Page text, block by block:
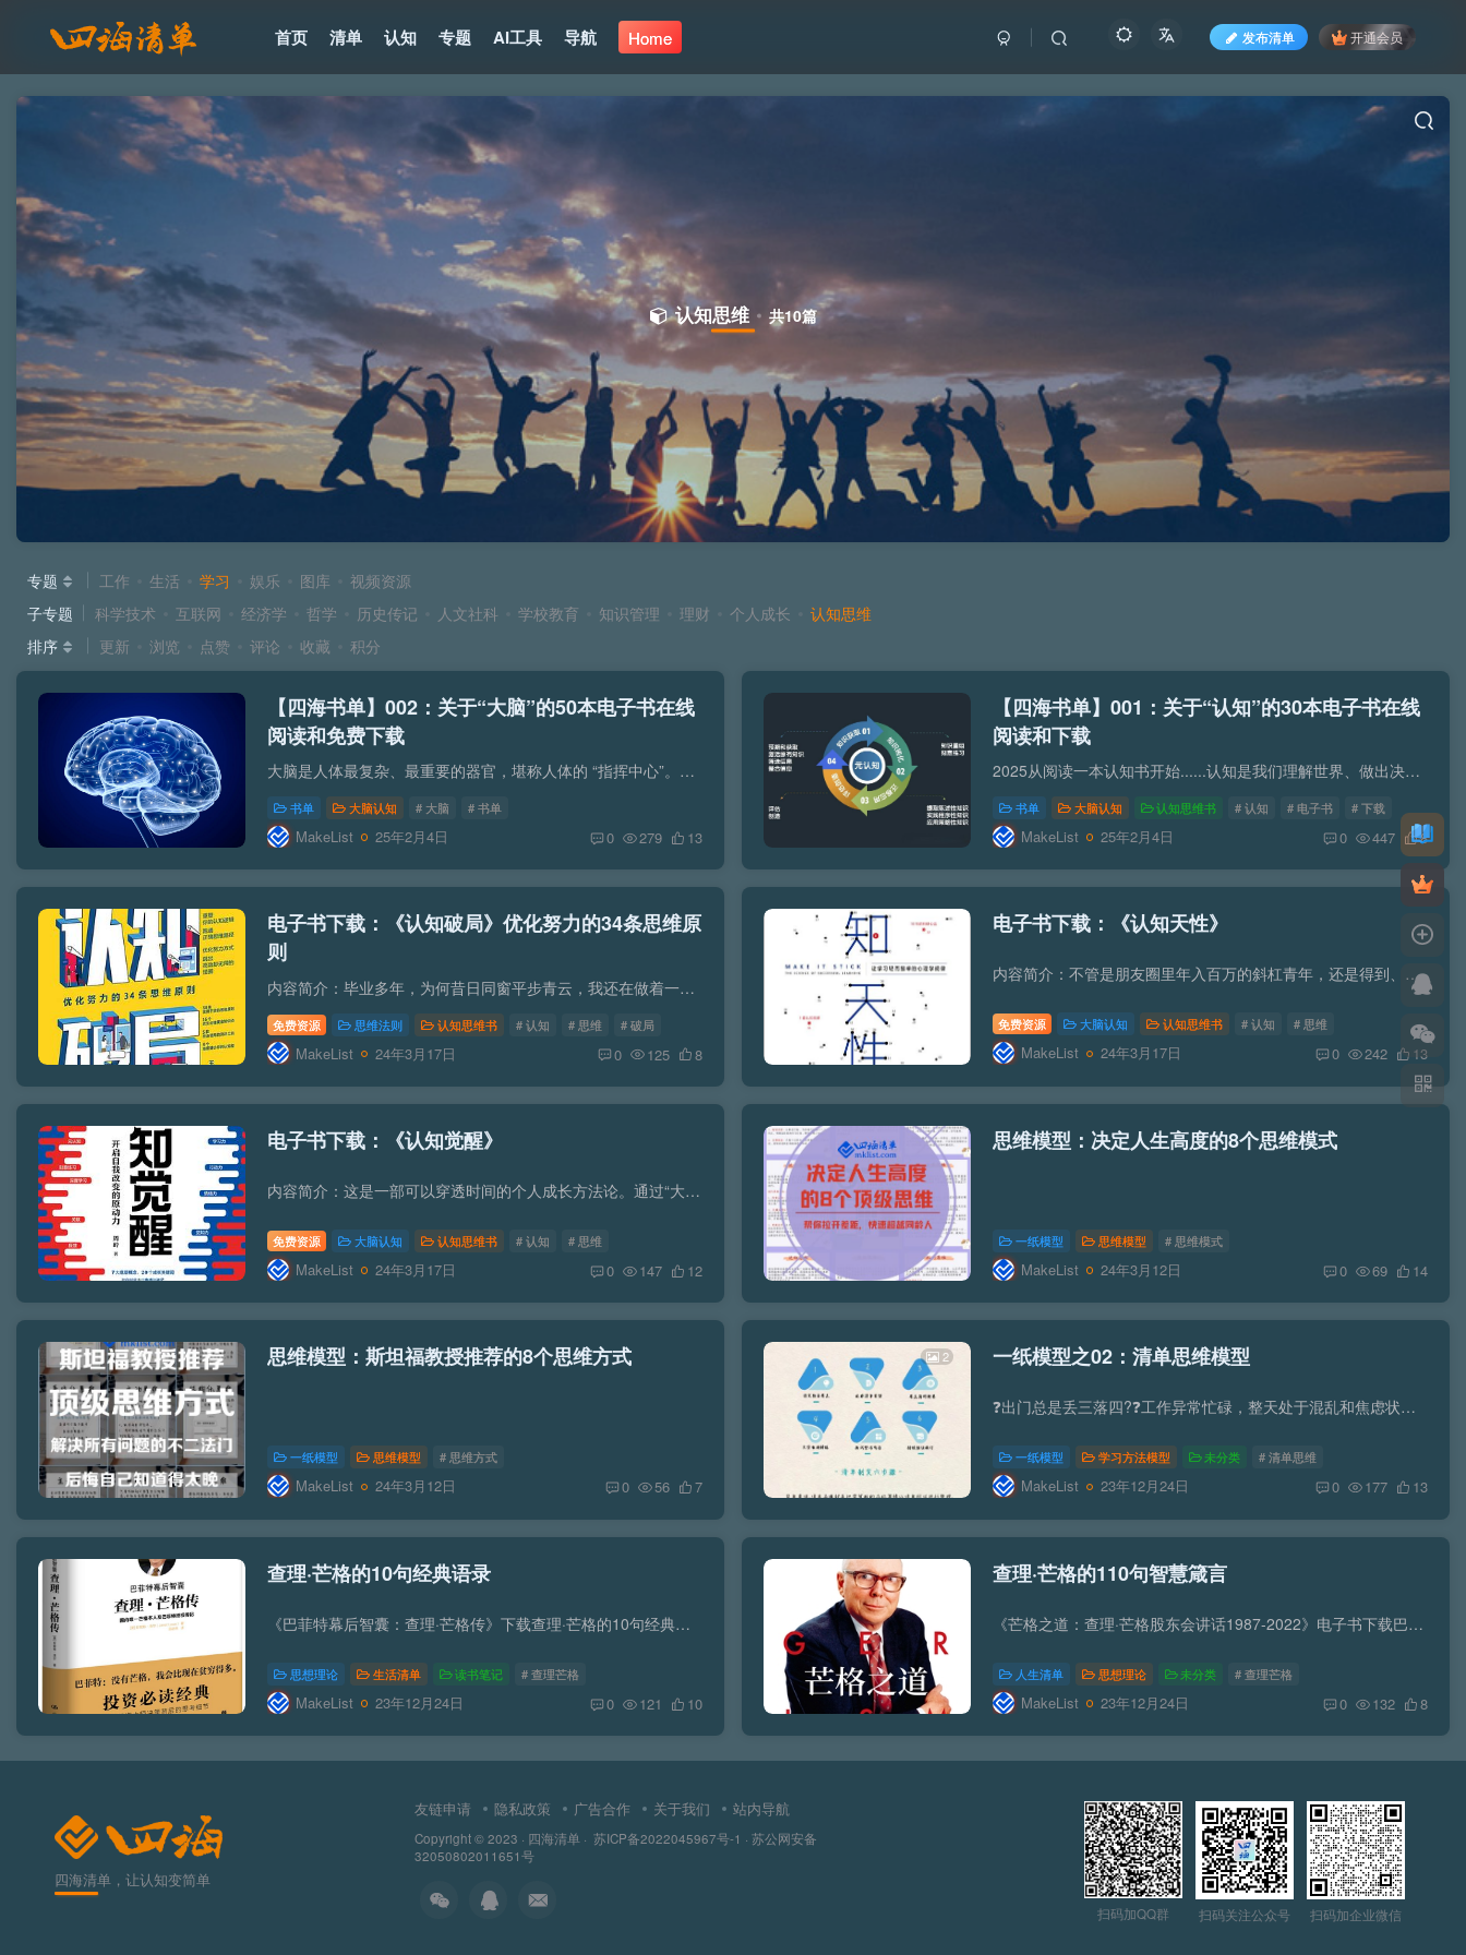
首页 清单 认知 专题 AI工具 导航 Home 发布清单 开通会员
认知思维 共10篇
专题 工作 生活 学习 娱乐 图库
视频资源
子专题
科学技术 互联网 经济学 哲学 历史传记 人文社科 学校教育 知识管理 理财 个人成长
认知思维
排序
更新 浏览 点赞 评论 收藏 积分
【四海书单】002：关于“大脑”的50本电子书在线
阅读和免费下载
大脑是人体最复杂、最重要的器官，堪称人体的 “指挥中心”。从生物学角度看，它是中枢神经系统的主要部分，由大约 860 亿个神经元组成，这些神经元相互连接，形成了一个极其复杂的神经网络，使...
书单 大脑认知 # 大脑 # 书单
MakeList 25年2月4日 0 279 13
【四海书单】001：关于“认知”的30本电子书在线
阅读和下载
2025从阅读一本认知书开始......认知是我们理解世界、做出决策以及实现个人成长的基石。在这个信息爆炸、变化迅速的时代，只有不断提升认知，才能在纷繁复杂的现象中看清事物的本质。使用方式可...
书单 大脑认知 认知思维书 # 认知 # 电子书 # 下载
MakeList 25年2月4日 0 447 8
电子书下载：《认知破局》优化努力的34条思维原
则
内容简介：毕业多年，为何昔日同窗平步青云，我还在做着一份平凡的工作？我和那些名校牛人到底差在哪里？别人眼中的我和我眼中的自己为什么会有认知的不同？明明做了很多事，为什么上司却认为我...
免费资源 思维法则 认知思维书 # 认知 # 思维 # 破局
MakeList 24年3月17日 0 125 8
电子书下载：《认知天性》
内容简介：不管是朋友圈里年入百万的斜杠青年，还是得到、喜马拉雅上的大师专家，无一不在刺激着在积极上进的年轻灵魂。有没有一种科学高效的，符合每个人思维规律的学习方法，可以让自己瞬间提...
免费资源 大脑认知 认知思维书 # 认知 # 思维
MakeList 24年3月17日 0 242 13
电子书下载：《认知觉醒》
内容简介：这是一部可以穿透时间的个人成长方法论。通过“大脑构造、潜意识、元认知”等思维规律，你将真正看清自己；通过“深度学习、关联、反馈”事物规律，你将洞悉如何真正成事！如果对自己...
免费资源 大脑认知 认知思维书 # 认知 # 思维
MakeList 24年3月17日 0 147 12
思维模型：决定人生高度的8个思维模式
一纸模型 思维模型 # 思维模式
MakeList 24年3月12日 0 69 14
思维模型：斯坦福教授推荐的8个思维方式
一纸模型 思维模型 # 思维方式
MakeList 24年3月12日 0 56 7
2 一纸模型之02：清单思维模型
❓出门总是丢三落四?❓工作异常忙碌，整天处于混乱和焦虑状态? - 总在同一个地方犯错误，被同一块石头绊倒? 如果以上你都中了，那你很需要这个思维工具，因为它能够帮助你持续、高效、正确地做...
一纸模型 学习方法模型 未分类 # 清单思维
MakeList 23年12月24日 0 177 13
查理·芒格的10句经典语录
《巴菲特幕后智囊：查理·芒格传》下载查理·芒格的10句经典语录1、不要同一头猪摔跤，因为这样你会把全身弄脏，而对方却乐此不疲。2、许多IQ很高的人却是糟糕的投资者，原因是他们的品性缺陷。...
思想理论 生活清单 读书笔记 # 查理芒格
MakeList 23年12月24日 0 121 10
查理·芒格的110句智慧箴言
《芒格之道：查理·芒格股东会讲话1987-2022》电子书下载巴菲特曾如此评价芒格：“没有芒格，我会比现在贫穷很多。他让我以非同寻常的速度，从猩猩进化到人类。“从1978年起，担任伯克希尔·哈...
人生清单 思想理论 未分类 # 查理芒格
MakeList 23年12月24日 0 132 8
四海清单，让认知变简单
友链申请 隐私政策 广告合作 关于我们 站内导航
Copyright © 2023 · 四海清单 · 苏ICP备2022045967号-1 · 苏公网安备
32050802011651号
扫码加QQ群 扫码关注公众号 扫码加企业微信